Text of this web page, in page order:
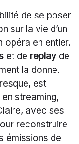
de se poser
sur la vie d’un
opéra en entier.
et de replay de
la donne.
est
streaming,
avec ses
reconstruire
émissions de